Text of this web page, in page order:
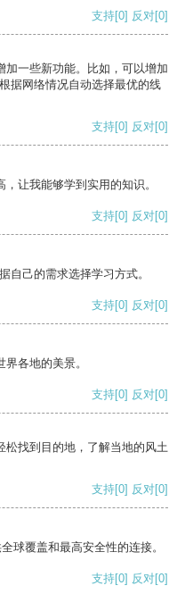
支持[0] 反对[0]
加一些新功能。比如，可以增加
据网络情况自动选择最优的线
支持[0] 反对[0]
让我能够学到实用的知识。
支持[0] 反对[0]
自己的需求选择学习方式。
支持[0] 反对[0]
各地的美景。
支持[0] 反对[0]
松找到目的地，了解当地的风土
支持[0] 反对[0]
球覆盖和最高安全性的连接。
支持[0] 反对[0]